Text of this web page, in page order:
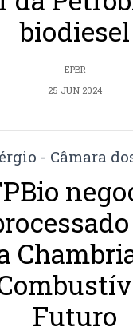
biodiesel
EPBR
25 JUN 2024
Futuro